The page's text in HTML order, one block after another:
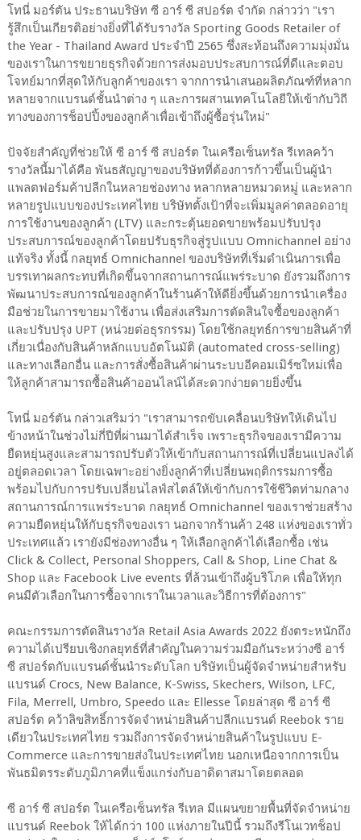
โทนี่ มอร์ตัน ประธานบริษัท ซี อาร์ ซี สปอร์ต จำกัด กล่าวว่า "เรา
รู้สึกเป็นเกียรติอย่างยิ่งที่ได้รับรางวัล Sporting Goods Retailer of
the Year - Thailand Award ประจำปี 2565 ซึ่งสะท้อนถึงความมุ่งมั่น
ของเราในการขยายธุรกิจด้วยการส่งมอบประสบการณ์ที่ดีและตอบ
โจทย์มากที่สุดให้กับลูกค้าของเรา จากการนำเสนอผลิตภัณฑ์ที่หลาก
หลายจากแบรนด์ชั้นนำต่าง ๆ และการผสานเทคโนโลยีให้เข้ากับวิถี
ทางของการช็อปปิ้งของลูกค้าเพื่อเข้าถึงผู้ซื้อรุ่นใหม่"
ปัจจัยสำคัญที่ช่วยให้ ซี อาร์ ซี สปอร์ต ในเครือเซ็นทรัล รีเทลคว้า
รางวัลนี้มาได้คือ พันธสัญญาของบริษัทที่ต้องการก้าวขึ้นเป็นผู้นำ
แพลตฟอร์มค้าปลีกในหลายช่องทาง หลากหลายหมวดหมู่ และหลาก
หลายรูปแบบของประเทศไทย บริษัทตั้งเป้าที่จะเพิ่มมูลค่าตลอดอายุ
การใช้งานของลูกค้า (LTV) และกระตุ้นยอดขายพร้อมปรับปรุง
ประสบการณ์ของลูกค้าโดยปรับธุรกิจสู่รูปแบบ Omnichannel อย่าง
แท้จริง ทั้งนี้ กลยุทธ์ Omnichannel ของบริษัทที่เริ่มดำเนินการเพื่อ
บรรเทาผลกระทบที่เกิดขึ้นจากสถานการณ์แพร่ระบาด ยังรวมถึงการ
พัฒนาประสบการณ์ของลูกค้าในร้านค้าให้ดียิ่งขึ้นด้วยการนำเครื่อง
มือช่วยในการขายมาใช้งาน เพื่อส่งเสริมการตัดสินใจซื้อของลูกค้า
และปรับปรุง UPT (หน่วยต่อธุรกรรม) โดยใช้กลยุทธ์การขายสินค้าที่
เกี่ยวเนื่องกับสินค้าหลักแบบอัตโนมัติ (automated cross-selling)
และทางเลือกอื่น และการสั่งซื้อสินค้าผ่านระบบอีคอมเมิร์ซใหม่เพื่อ
ให้ลูกค้าสามารถซื้อสินค้าออนไลน์ได้สะดวกง่ายดายยิ่งขึ้น
โทนี่ มอร์ตัน กล่าวเสริมว่า "เราสามารถขับเคลื่อนบริษัทให้เดินไป
ข้างหน้าในช่วงไม่กี่ปีที่ผ่านมาได้สำเร็จ เพราะธุรกิจของเรามีความ
ยืดหยุ่นสูงและสามารถปรับตัวให้เข้ากับสถานการณ์ที่เปลี่ยนแปลงได้
อยู่ตลอดเวลา โดยเฉพาะอย่างยิ่งลูกค้าที่เปลี่ยนพฤติกรรมการซื้อ
พร้อมไปกับการปรับเปลี่ยนไลฟ์สไตล์ให้เข้ากับการใช้ชีวิตท่ามกลาง
สถานการณ์การแพร่ระบาด กลยุทธ์ Omnichannel ของเราช่วยสร้าง
ความยืดหยุ่นให้กับธุรกิจของเรา นอกจากร้านค้า 248 แห่งของเราทั่ว
ประเทศแล้ว เรายังมีช่องทางอื่น ๆ ให้เลือกลูกค้าได้เลือกซื้อ เช่น
Click & Collect, Personal Shoppers, Call & Shop, Line Chat &
Shop และ Facebook Live events ที่ล้วนเข้าถึงผู้บริโภค เพื่อให้ทุก
คนมีตัวเลือกในการซื้อจากเราในเวลาและวิธีการที่ต้องการ"
คณะกรรมการตัดสินรางวัล Retail Asia Awards 2022 ยังตระหนักถึง
ความได้เปรียบเชิงกลยุทธ์ที่สำคัญในความร่วมมือกันระหว่างซี อาร์
ซี สปอร์ตกับแบรนด์ชั้นนำระดับโลก บริษัทเป็นผู้จัดจำหน่ายสำหรับ
แบรนด์ Crocs, New Balance, K-Swiss, Skechers, Wilson, LFC,
Fila, Merrell, Umbro, Speedo และ Ellesse โดยล่าสุด ซี อาร์ ซี
สปอร์ต คว้าลิขสิทธิ์การจัดจำหน่ายสินค้าปลีกแบรนด์ Reebok ราย
เดียวในประเทศไทย รวมถึงการจัดจำหน่ายสินค้าในรูปแบบ E-
Commerce และการขายส่งในประเทศไทย นอกเหนือจากการเป็น
พันธมิตรระดับภูมิภาคที่แข็งแกร่งกับอาดิดาสมาโดยตลอด
ซี อาร์ ซี สปอร์ต ในเครือเซ็นทรัล รีเทล มีแผนขยายพื้นที่จัดจำหน่าย
แบรนด์ Reebok ให้ได้กว่า 100 แห่งภายในปีนี้ รวมถึงรีโนเวทช็อป